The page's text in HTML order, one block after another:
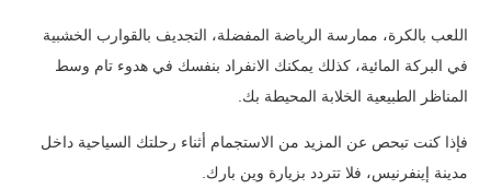
اللعب بالكرة، ممارسة الرياضة المفضلة، التجديف بالقوارب الخشبية
في البركة المائية، كذلك يمكنك الانفراد بنفسك في هدوء تام وسط
المناظر الطبيعية الخلابة المحيطة بك.
فإذا كنت تبحص عن المزيد من الاستجمام أثناء رحلتك السياحية داخل
مدينة إينفرنيس، فلا تتردد بزيارة وين بارك.